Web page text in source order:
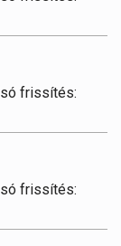
frissítés:
frissítés: